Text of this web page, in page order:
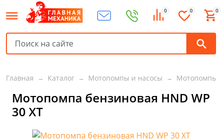
0 0 0
Главная Каталог Мотопомпы и насосы Мотопомпы
Мотопомпа бензиновая HND WP
30 XT